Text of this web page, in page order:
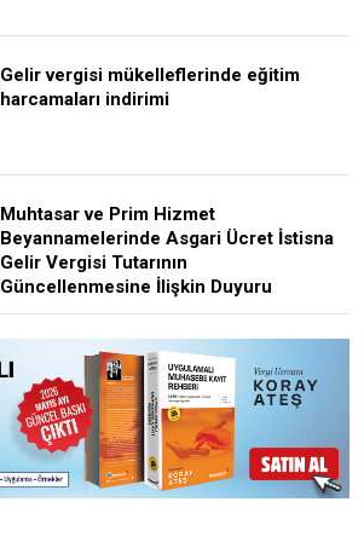
Gelir vergisi mükelleflerinde eğitim
harcamaları indirimi
Muhtasar ve Prim Hizmet
Beyannamelerinde Asgari Ücret İstisna
Gelir Vergisi Tutarının
Güncellenmesine İlişkin Duyuru